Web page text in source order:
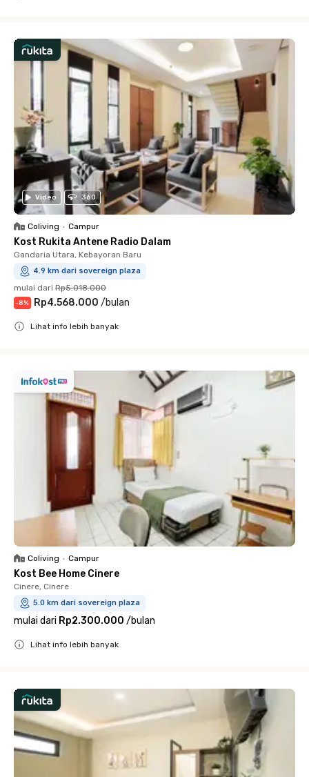
Video 360
Coliving • Campur
Kost Rukita Antene Radio Dalam
Gandaria Utara, Kebayoran Baru
4.9 km dari sovereign plaza
mulai dari Rp5.018.000
-8% Rp4.568.000 /bulan
Lihat info lebih banyak
Coliving • Campur
Kost Bee Home Cinere
Cinere, Cinere
5.0 km dari sovereign plaza
mulai dari Rp2.300.000 /bulan
Lihat info lebih banyak